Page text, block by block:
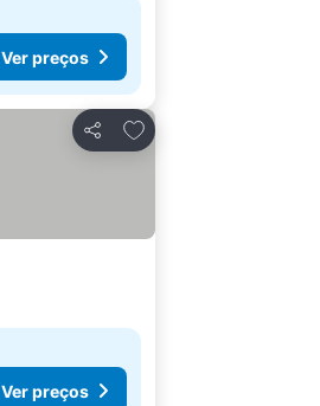
Ver preços
Partilhar
Adicionar aos favoritos
Ver preços